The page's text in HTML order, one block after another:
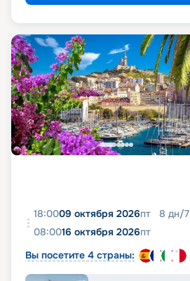
18:0009 октября 2026пт 8 дн/7
08:0016 октября 2026пт
Вы посетите 4 страны: